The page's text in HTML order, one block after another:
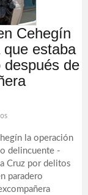
Cehegín
estaba
después de
la operación
delincuente -
Cruz por delitos
paradero